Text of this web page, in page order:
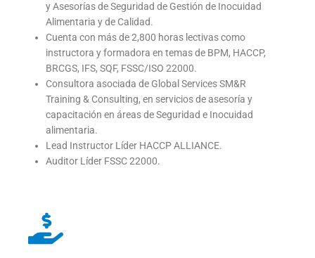
y Asesorías de Seguridad de Gestión de Inocuidad
Alimentaria y de Calidad.
Cuenta con más de 2,800 horas lectivas como
instructora y formadora en temas de BPM, HACCP,
BRCGS, IFS, SQF, FSSC/ISO 22000.
Consultora asociada de Global Services SM&R
Training & Consulting, en servicios de asesoría y
capacitación en áreas de Seguridad e Inocuidad
alimentaria.
Lead Instructor Líder HACCP ALLIANCE.
Auditor Líder FSSC 22000.